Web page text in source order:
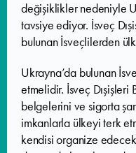
değişiklikler nedeniyle
tavsiye ediyor. İsveç
bulunan İsveçlilerden
Ukrayna’da bulunan
etmelidir. İsveç Dışişleri
belgelerini ve sigorta
imkanlarla ülkeyi terk
kendisi organize